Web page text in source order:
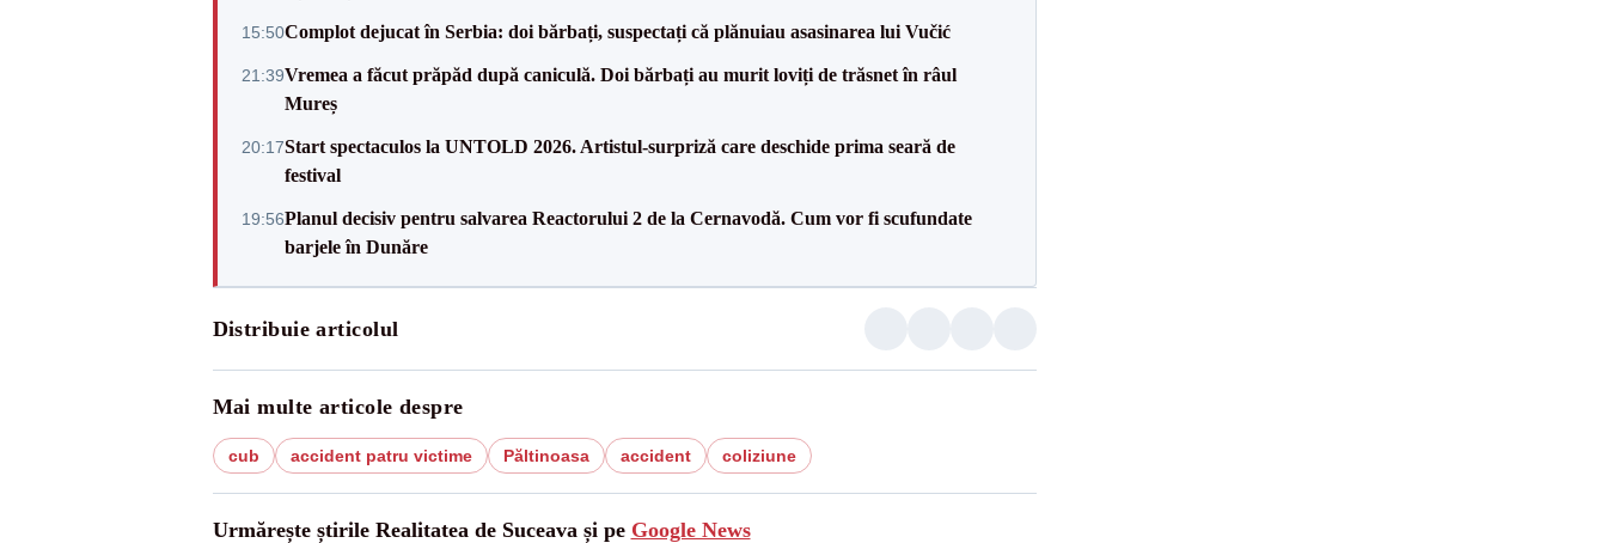
15:50Complot dejucat în Serbia: doi bărbați, suspectați că plănuiau asasinarea lui Vučić
21:39Vremea a făcut prăpăd după caniculă. Doi bărbați au murit loviți de trăsnet în râul
Mureș
20:17Start spectaculos la UNTOLD 2026. Artistul-surpriză care deschide prima seară de
festival
19:56Planul decisiv pentru salvarea Reactorului 2 de la Cernavodă. Cum vor fi scufundate
barjele în Dunăre
Distribuie articolul
Mai multe articole despre
cub accident patru victime Păltinoasa accident coliziune
Urmărește știrile Realitatea de Suceava și pe Google News